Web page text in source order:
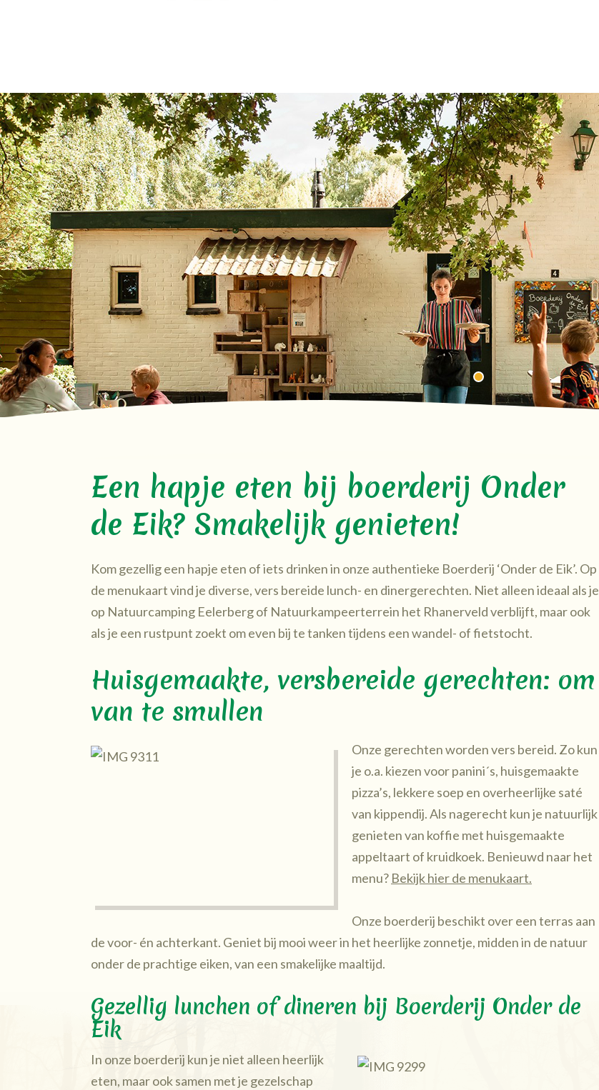
Een hapje eten bij boerderij Onder
de Eik? Smakelijk genieten!
Kom gezellig een hapje eten of iets drinken in onze authentieke Boerderij ‘Onder de Eik’. Op
de menukaart vind je diverse, vers bereide lunch- en dinergerechten. Niet alleen ideaal als je
op Natuurcamping Eelerberg of Natuurkampeerterrein het Rhanerveld verblijft, maar ook
als je een rustpunt zoekt om even bij te tanken tijdens een wandel- of fietstocht.
Huisgemaakte, versbereide gerechten: om
van te smullen
Onze gerechten worden vers bereid. Zo kun
je o.a. kiezen voor panini´s, huisgemaakte
pizza’s, lekkere soep en overheerlijke saté
van kippendij. Als nagerecht kun je natuurlijk
genieten van koffie met huisgemaakte
appeltaart of kruidkoek. Benieuwd naar het
menu? Bekijk hier de menukaart.
Onze boerderij beschikt over een terras aan
de voor- én achterkant. Geniet bij mooi weer in het heerlijke zonnetje, midden in de natuur
onder de prachtige eiken, van een smakelijke maaltijd.
Gezellig lunchen of dineren bij Boerderij Onder de
Eik
In onze boerderij kun je niet alleen heerlijk
eten, maar ook samen met je gezelschap